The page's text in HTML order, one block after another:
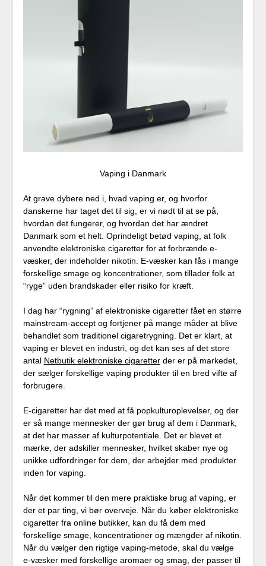
Vaping i Danmark
At grave dybere ned i, hvad vaping er, og hvorfor
danskerne har taget det til sig, er vi nødt til at se på,
hvordan det fungerer, og hvordan det har ændret
Danmark som et helt. Oprindeligt betød vaping, at folk
anvendte elektroniske cigaretter for at forbrænde e-
væsker, der indeholder nikotin. E-væsker kan fås i mange
forskellige smage og koncentrationer, som tillader folk at
“ryge” uden brandskader eller risiko for kræft.
I dag har “rygning” af elektroniske cigaretter fået en større
mainstream-accept og fortjener på mange måder at blive
behandlet som traditionel cigaretrygning. Det er klart, at
vaping er blevet en industri, og det kan ses af det store
antal Netbutik elektroniske cigaretterder er på markedet,
der sælger forskellige vaping produkter til en bred vifte af
forbrugere.
E-cigaretter har det med at få popkulturoplevelser, og der
er så mange mennesker der gør brug af dem i Danmark,
at det har masser af kulturpotentiale. Det er blevet et
mærke, der adskiller mennesker, hvilket skaber nye og
unikke udfordringer for dem, der arbejder med produkter
inden for vaping.
Når det kommer til den mere praktiske brug af vaping, er
der et par ting, vi bør overveje. Når du køber elektroniske
cigaretter fra online butikker, kan du få dem med
forskellige smage, koncentrationer og mængder af nikotin.
Når du vælger den rigtige vaping-metode, skal du vælge
e-væsker med forskellige aromaer og smag, der passer til